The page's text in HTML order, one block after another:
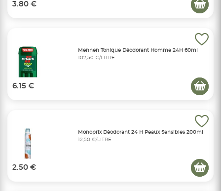
3.80 €
Mennen Tonique Déodorant Homme 24H 60ml
102,50 €/LITRE
6.15 €
Monoprix Déodorant 24 H Peaux Sensibles 200ml
12,50 €/LITRE
2.50 €